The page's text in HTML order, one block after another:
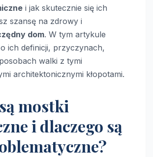
i jak skutecznie się ich
szansę na zdrowy i
dom. W tym artykule
ich definicji, przyczynach,
walki z tymi
architektonicznymi kłopotami.
mostki
i dlaczego są